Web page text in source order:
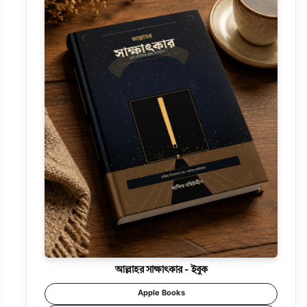
আল্লাহর সাক্ষাৎকার - ইবুক
Apple Books